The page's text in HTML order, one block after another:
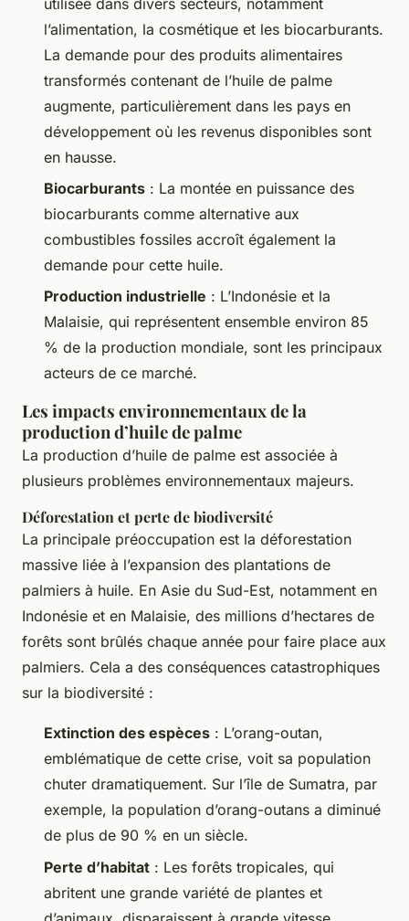
l’alimentation, la cosmétique et les biocarburants.
La demande pour des produits alimentaires
transformés contenant de l’huile de palme
augmente, particulièrement dans les pays en
développement où les revenus disponibles sont
en hausse.
Biocarburants : La montée en puissance des
biocarburants comme alternative aux
combustibles fossiles accroît également la
demande pour cette huile.
Production industrielle : L’Indonésie et la
Malaisie, qui représentent ensemble environ 85
% de la production mondiale, sont les principaux
acteurs de ce marché.
Les impacts environnementaux de la
production d’huile de palme
La production d’huile de palme est associée à
plusieurs problèmes environnementaux majeurs.
Déforestation et perte de biodiversité
La principale préoccupation est la déforestation
massive liée à l’expansion des plantations de
palmiers à huile. En Asie du Sud-Est, notamment en
Indonésie et en Malaisie, des millions d’hectares de
forêts sont brûlés chaque année pour faire place aux
palmiers. Cela a des conséquences catastrophiques
sur la biodiversité :
Extinction des espèces : L’orang-outan,
emblématique de cette crise, voit sa population
chuter dramatiquement. Sur l’île de Sumatra, par
exemple, la population d’orang-outans a diminué
de plus de 90 % en un siècle.
Perte d’habitat : Les forêts tropicales, qui
abritent une grande variété de plantes et